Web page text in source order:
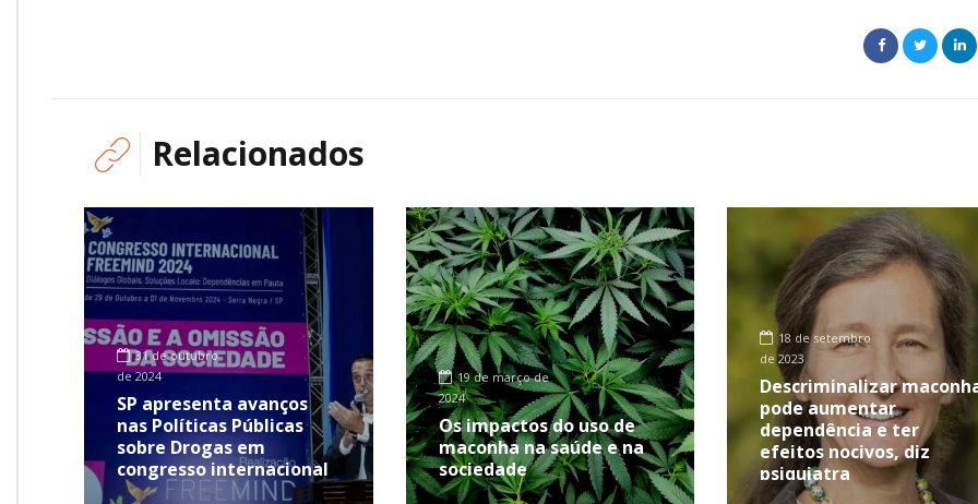
Relacionados
31 de outubro
de 2024
SP apresenta avanços
nas Políticas Públicas
sobre Drogas em
congresso internacional
19 de março de
2024
Os impactos do uso de
maconha na saúde e na
sociedade
18 de setembro
de 2023
Descriminalizar
pode aumentar
dependência e ter
efeitos nocivos, diz
psiquiatra